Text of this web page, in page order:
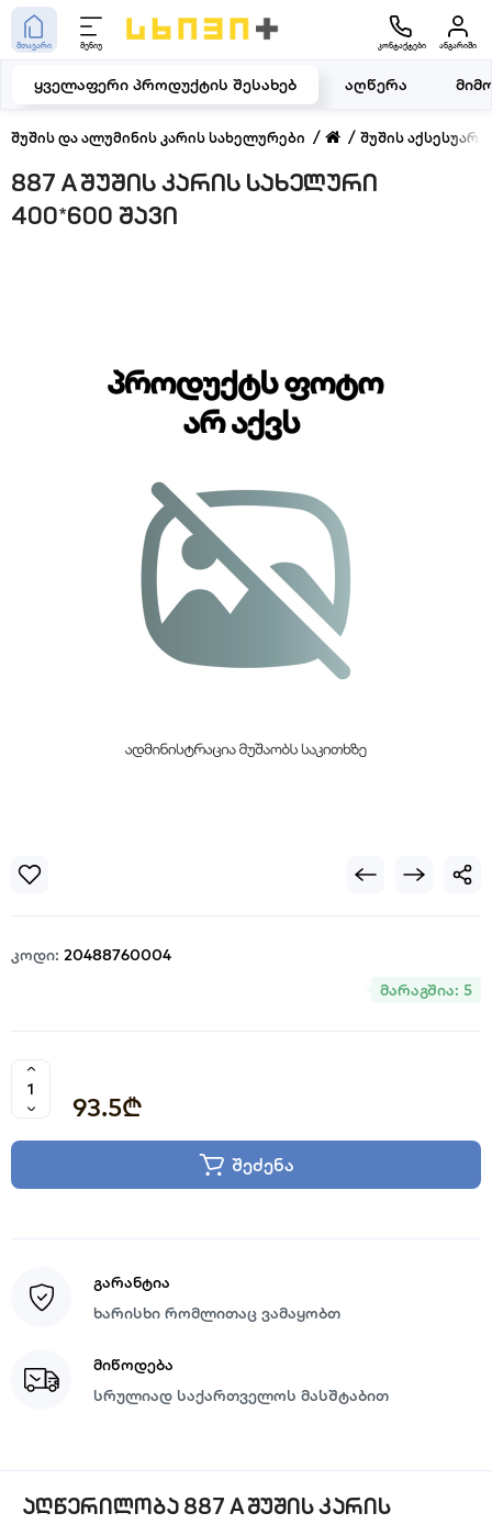
მთავარი მენიუ კონტაქტები ანგარიში
შუშის და ალუმინის კარის სახელურები შუშის
887 A შუშის კარის სახელური
400*600 შავი
ყველაფერი პროდუქტის შესახებ აღწერა
კოდი: 20488760004
მარაგშია: 5
93.5₾
შეძენა
გარანტია
ხარისხი რომლითაც ვამაყობთ
მიწოდება
სრულიად საქართველოს მასშტაბით
აღწერილობა 887 A შუშის კარის